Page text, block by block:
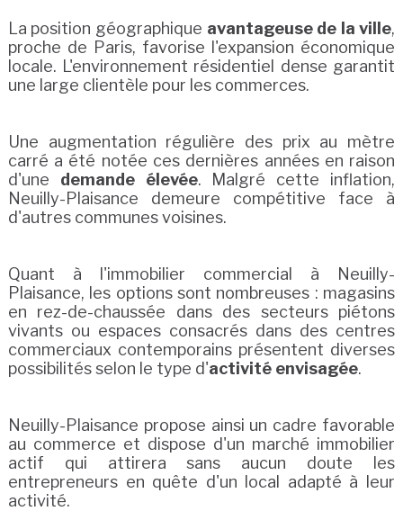
La position géographique avantageuse de la ville,
proche de Paris, favorise l'expansion économique
locale. L'environnement résidentiel dense garantit
une large clientèle pour les commerces.
Une augmentation régulière des prix au mètre
carré a été notée ces dernières années en raison
d'une demande élevée. Malgré cette inflation,
Neuilly-Plaisance demeure compétitive face à
d'autres communes voisines.
Quant à l'immobilier commercial à Neuilly-
Plaisance, les options sont nombreuses : magasins
en rez-de-chaussée dans des secteurs piétons
vivants ou espaces consacrés dans des centres
commerciaux contemporains présentent diverses
possibilités selon le type d'activité envisagée.
Neuilly-Plaisance propose ainsi un cadre favorable
au commerce et dispose d'un marché immobilier
actif qui attirera sans aucun doute les
entrepreneurs en quête d'un local adapté à leur
activité.